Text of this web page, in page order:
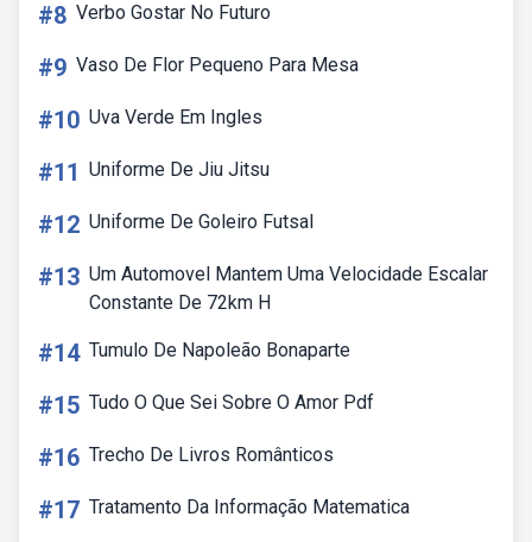
#8 Verbo Gostar No Futuro
#9 Vaso De Flor Pequeno Para Mesa
#10 Uva Verde Em Ingles
#11 Uniforme De Jiu Jitsu
#12 Uniforme De Goleiro Futsal
#13 Um Automovel Mantem Uma Velocidade Escalar
Constante De 72km H
#14 Tumulo De Napoleão Bonaparte
#15 Tudo O Que Sei Sobre O Amor Pdf
#16 Trecho De Livros Românticos
#17 Tratamento Da Informação Matematica